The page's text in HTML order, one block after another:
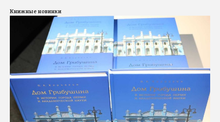
Книжные новинки